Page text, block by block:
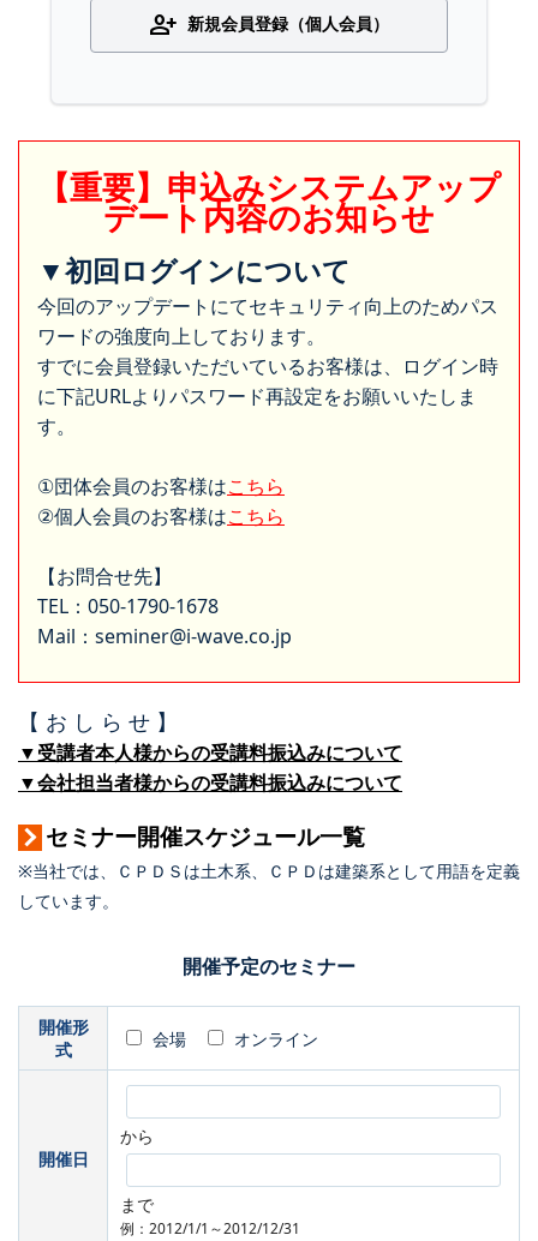
person_add 新規会員登録（個人会員）
【重要】申込みシステムアップ
デート内容のお知らせ
▼初回ログインについて
今回のアップデートにてセキュリティ向上のためパス
ワードの強度向上しております。
すでに会員登録いただいているお客様は、ログイン時
に下記URLよりパスワード再設定をお願いいたしま
す。
①団体会員のお客様はこちら
②個人会員のお客様はこちら
【お問合せ先】
TEL：050-1790-1678
Mail：seminer@i-wave.co.jp
【 お し ら せ 】
▼受講者本人様からの受講料振込みについて
▼会社担当者様からの受講料振込みについて
セミナー開催スケジュール一覧
※当社では、ＣＰＤＳは土木系、ＣＰＤは建築系として用語を定義
しています。
開催予定のセミナー
開催形
式
会場 オンライン
開催日
から
まで
例：2012/1/1～2012/12/31